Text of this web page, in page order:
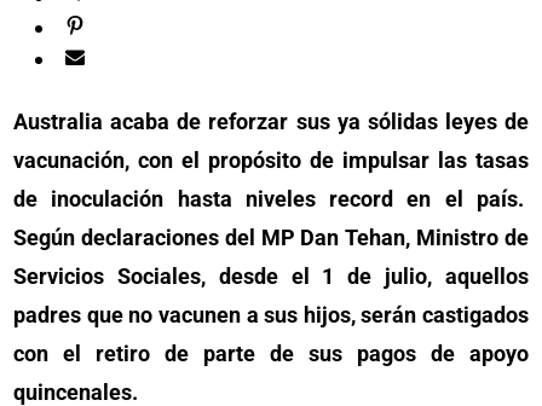
Australia acaba de reforzar sus ya sólidas leyes de
vacunación, con el propósito de impulsar las tasas
de inoculación hasta niveles record en el país.
Según declaraciones del MP Dan Tehan, Ministro de
Servicios Sociales, desde el 1 de julio, aquellos
padres que no vacunen a sus hijos, serán castigados
con el retiro de parte de sus pagos de apoyo
quincenales.